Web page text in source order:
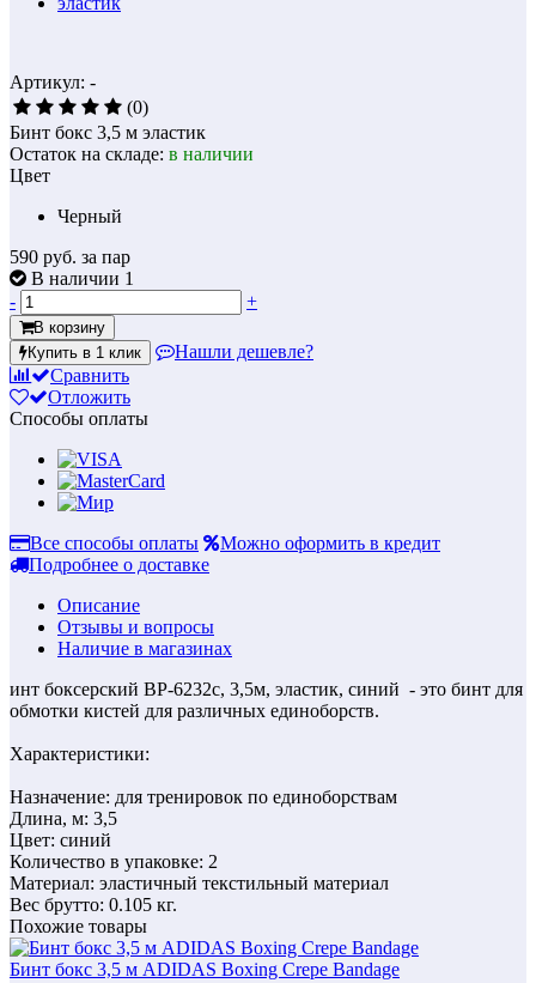
Артикул: -
(0)
Бинт бокс 3,5 м эластик
Остаток на складе: в наличии
Цвет
Черный
590 руб. за пар
В наличии 1
-
+
В корзину
Купить в 1 клик
Нашли дешевле?
Сравнить
Отложить
Способы оплаты
Все способы оплаты
Можно оформить в кредит
Подробнее о доставке
Описание
Отзывы и вопросы
Наличие в магазинах
инт боксерский BP-6232c, 3,5м, эластик, синий - это бинт для
обмотки кистей для различных единоборств.
Характеристики:
Назначение: для тренировок по единоборствам
Длина, м: 3,5
Цвет: синий
Количество в упаковке: 2
Материал: эластичный текстильный материал
Вес брутто: 0.105 кг.
Похожие товары
Бинт бокс 3,5 м ADIDAS Boxing Crepe Bandage